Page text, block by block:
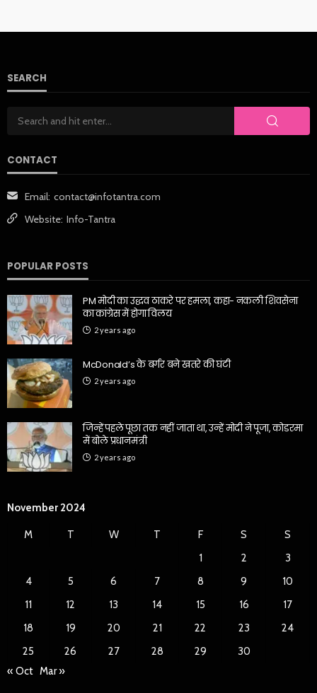
SEARCH
CONTACT
Email: contact@infotantra.com
Website: Info-Tantra
POPULAR POSTS
PM मोदी का उद्धव ठाकरे पर हमला, कहा- नकली शिवसेना
का कांग्रेस में होगा विलय
2 years ago
McDonald’s के बर्गर बने खतरे की घंटी
2 years ago
जिन्हें पहले पूछा तक नहीं जाता था, उन्हें मोदी ने पूजा, कोडरमा
में बोले प्रधानमंत्री
2 years ago
November 2024
M T W T F S
S
1
2
3
4
5 6 7 8 9
10
11
12 13 14 15 16
17
18
19 20 21 22 23
24
25
26 27 28 29
30
« Oct Mar »